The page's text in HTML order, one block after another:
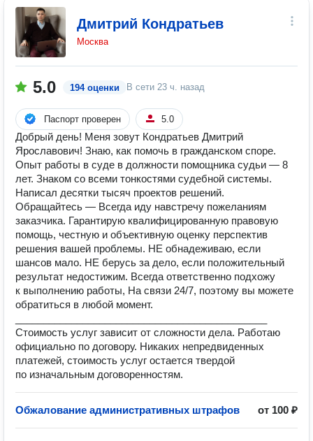
Дмитрий Кондратьев
Москва
5.0 194 оценки В сети 23 ч. назад
Паспорт проверен 5.0
Добрый день! Меня зовут Кондратьев Дмитрий
Ярославович! Знаю, как помочь в гражданском споре.
Опыт работы в суде в должности помощника судьи — 8
лет. Знаком со всеми тонкостями судебной системы.
Написал десятки тысяч проектов решений.
Обращайтесь — Всегда иду навстречу пожеланиям
заказчика. Гарантирую квалифицированную правовую
помощь, честную и объективную оценку перспектив
решения вашей проблемы. НЕ обнадеживаю, если
шансов мало. НЕ берусь за дело, если положительный
результат недостижим. Всегда ответственно подхожу
к выполнению работы, На связи 24/7, поэтому вы можете
обратиться в любой момент.
Стоимость услуг зависит от сложности дела. Работаю
официально по договору. Никаких непредвиденных
платежей, стоимость услуг остается твердой
по изначальным договоренностям.
Обжалование административных штрафов от 100 ₽